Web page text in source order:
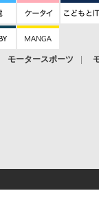
モータースポーツ